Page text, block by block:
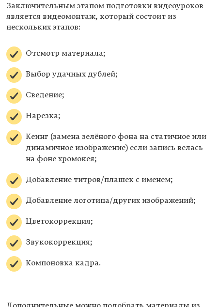
Заключительным этапом подготовки видеоуроков
является видеомонтаж, который состоит из
нескольких этапов:
Отсмотр материала;
Выбор удачных дублей;
Сведение;
Нарезка;
Кеинг (замена зелёного фона на статичное или
динамичное изображение) если запись велась
на фоне хромокея;
Добавление титров/плашек с именем;
Добавление логотипа/других изображений;
Цветокоррекция;
Звукокоррекция;
Компоновка кадра.